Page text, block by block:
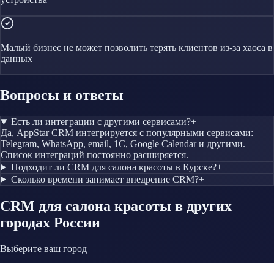
Малый бизнес не может позволить терять клиентов из-за хаоса в
данных
Вопросы и ответы
Есть ли интеграции с другими сервисами?+
Да, AppStar CRM интегрируется с популярными сервисами:
Telegram, WhatsApp, email, 1С, Google Calendar и другими.
Список интеграций постоянно расширяется.
Подходит ли CRM для салона красоты в Курске?+
Сколько времени занимает внедрение CRM?+
CRM для салона красоты в других
городах России
Выберите ваш город